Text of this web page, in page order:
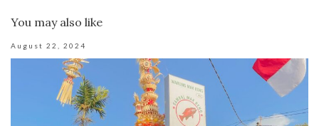
You may also like
August 22, 2024